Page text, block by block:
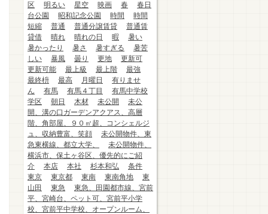
区
明るい 星空 映画 春
春日
台公園
昭和記念公園 時間
時間
短縮
普通 普通分譲賃貸
普通賃
貸借
晴れ 晴れの日 暇
暑い
暑かったり
暑さ 暑すぎる
暑苦
しい
暴風 曇り 更地
更新可
更新可能
最上級 最上階
最強
最終枡
最高 月曜日
有りませ
ん
有馬 有馬４丁目
有馬中学校
学区
朝日 木材 未公開
未公
開、溝の口ガーデンアクアス、高層
階、角部屋、９０㎡超、コンシェルジ
ュ、収納豊富、笑顔
未公開物件、東
急東横線、都立大学、
未公開物件、
横浜市、保土ヶ谷区、優先的にご紹
介
本店 本社 杉本和弘
条件
東京
東京都 東南 東南角地
東
山田
東急
東急、田園都市線、宮前
平、宮崎台、ペット可、宮前平小学
校、宮前平中学校、オープンルーム、